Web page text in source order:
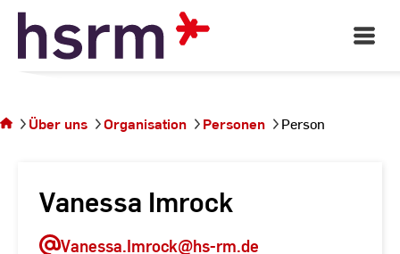
Skip
Content
Open
Main
sich auf
der
Über uns Organisation Personen Person
Vanessa Imrock
Vanessa.Imrock@hs-rm.de